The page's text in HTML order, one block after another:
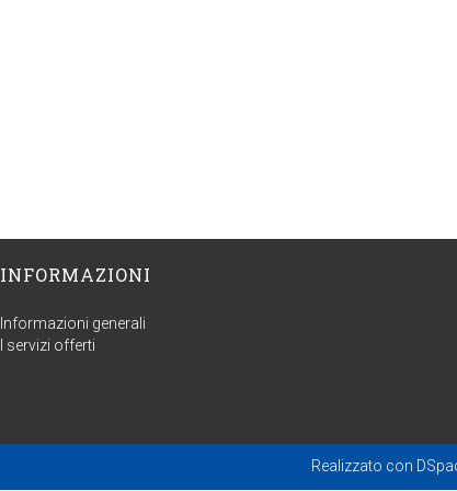
INFORMAZIONI
Informazioni generali
I servizi offerti
Realizzato con